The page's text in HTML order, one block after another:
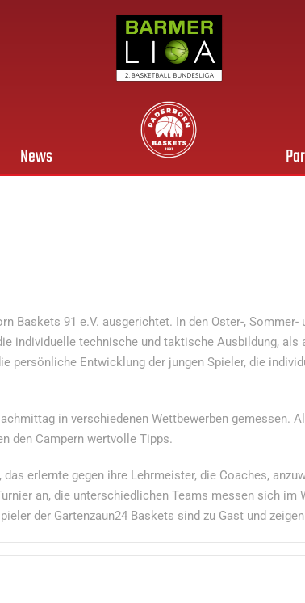
News
Baskets 91 e.V. ausgerichtet. In den Oster-,
individuelle technische und taktische Ausbildung,
persönliche Entwicklung der jungen Spieler, die
in verschiedenen Wettbewerben gemessen.
den Campern wertvolle Tipps.
erlernte gegen ihre Lehrmeister, die Coaches,
an, die unterschiedlichen Teams messen sich im
der Gartenzaun24 Baskets sind zu Gast und